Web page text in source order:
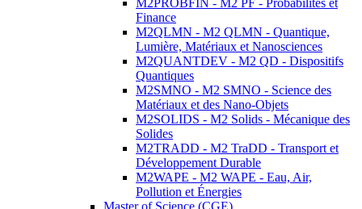
M2PROBFIN - M2 PF - Probabilités et
Finance
M2QLMN - M2 QLMN - Quantique,
Lumière, Matériaux et Nanosciences
M2QUANTDEV - M2 QD - Dispositifs
Quantiques
M2SMNO - M2 SMNO - Science des
Matériaux et des Nano-Objets
M2SOLIDS - M2 Solids - Mécanique des
Solides
M2TRADD - M2 TraDD - Transport et
Développement Durable
M2WAPE - M2 WAPE - Eau, Air,
Pollution et Énergies
Master of Science (CGE)